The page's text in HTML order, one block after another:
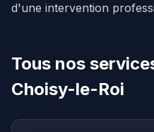
d'une intervention
Tous nos
Choisy-le-Roi